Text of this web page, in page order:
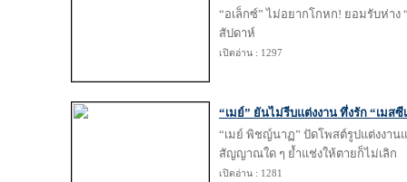
“อเล็กซ์” ไม่อยากโกหก! ยอมรับห่าง
สัปดาห์
เปิดอ่าน : 1297
“เมย์” ยันไม่รีบแต่งงาน ทึ่งรัก “เมส
“เมย์ พิชญ์นาฏ” ปัดโพสต์รูปแต่งงาน
สัญญาณใด ๆ ย้ำแช่งให้ตายก็ไม่เลิก
เปิดอ่าน : 1281